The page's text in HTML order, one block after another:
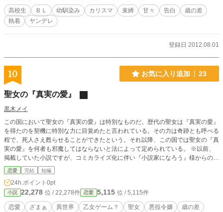
高校生 ＢＬ 幼馴染み カリスマ 束縛 甘々 告白
歳の差
執着
ヤンデレ
登録日 2012.08.01
10 お気に入り追加 23
聖女の『真実の愛』
黒木メイ
この国において聖女の『真実の愛』は特別なものだ。歴代の聖女は『真実の愛』
を得たのを契機に特別な力に目覚めたと言われている。その力は奇跡とも呼べる
程で、死人さえ甦らせることができたという。それ以降、この国では聖女の『真
実の愛』を何者も邪魔してはならないと法によって定められている。 ※以前、
掲載していた小説ですが、コミカライズ化に伴い『小説家になろう』様からのU
RL登録に変更しました。 ※一迅社さまより発売中の【偽聖女だと言われました
が、どうやら私が本物のようですよ？ アンソロジーコミック３巻】にて、椎名
明先生にコミカライズして頂きました！
恋愛 完結 短編
24h.ポイント 0pt
小説 22,278 位 / 22,278件 恋愛 5,115 位 / 5,115件
恋愛 ざまぁ 異世界 乙女ゲーム？ 聖女 悪役令嬢 歳の差